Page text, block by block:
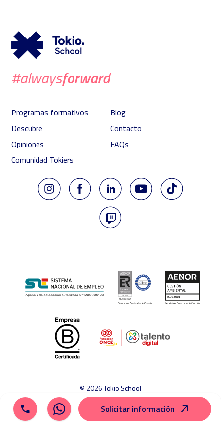
#alwaysforward
Programas formativos
Descubre
Opiniones
Comunidad Tokiers
Blog
Contacto
FAQs
© 2026 Tokio School
Aviso legal
Política de cookies
Mapa del sitio
Canal ético
Solicitar información